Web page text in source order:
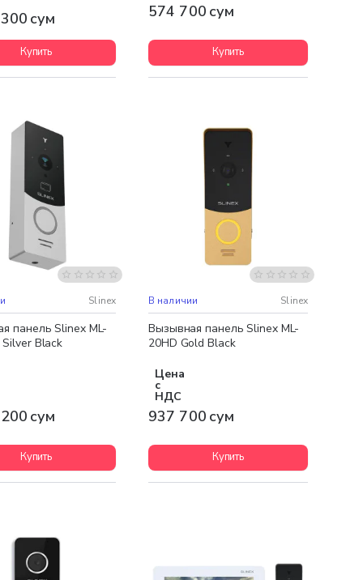
сум
Купить
574 700 сум
Купить
доставка Slinex
панель Slinex ML-
Silver Black
сум
Купить
В наличии Slinex
Вызывная панель Slinex ML-
20HD Gold Black
Цена
с
НДС
937 700 сум
Купить